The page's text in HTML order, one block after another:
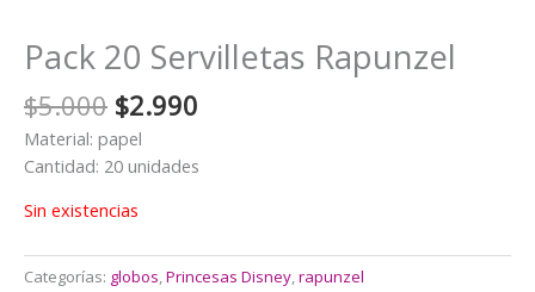
Pack 20 Servilletas Rapunzel
$5.000 El
precio
original
$5.000.
$2.990
actual
Material: papel
Cantidad: 20 unidades
Sin existencias
Categorías: globos,Princesas Disney,rapunzel